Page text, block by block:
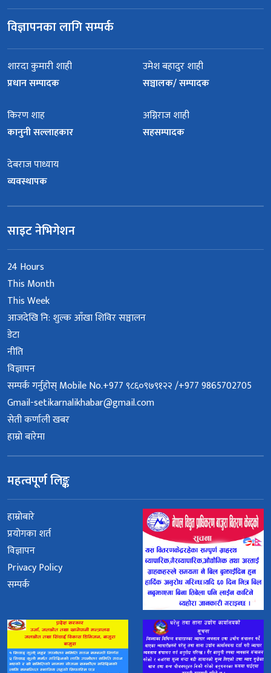
विज्ञापनका लागि सम्पर्क
शारदा कुमारी शाही
प्रधान सम्पादक
उमेश बहादुर शाही
सञ्चालक/ सम्पादक
किरण शाह
कानुनी सल्लाहकार
अग्निराज शाही
सहसम्पादक
देबराज पाध्याय
व्यवस्थापक
साइट नेभिगेशन
24 Hours
This Month
This Week
आजदेखि नि: शुल्क आँखा शिविर सञ्चालन
डेटा
नीति
विज्ञापन
सम्पर्क गर्नुहोस् Mobile No.+977 ९८६०९७९१२२ /+977 9865702705
Gmail-setikarnalikhabar@gmail.com
सेती कर्णाली खबर
हाम्रो बारेमा
महत्वपूर्ण लिङ्क
हाम्रोबारे
प्रयोगका शर्त
विज्ञापन
Privacy Policy
सम्पर्क